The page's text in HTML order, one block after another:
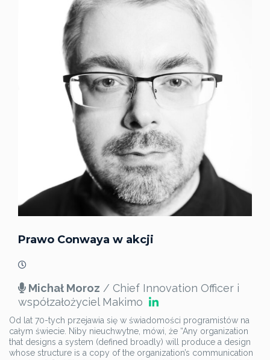
Prawo Conwaya w akcji
Michał Moroz / Chief Innovation Officer i
współzałożyciel Makimo
Od lat 70-tych przejawia się w świadomości programistów na
całym świecie. Niby nieuchwytne, mówi, że “Any organization
that designs a system (defined broadly) will produce a design
whose structure is a copy of the organization’s communication